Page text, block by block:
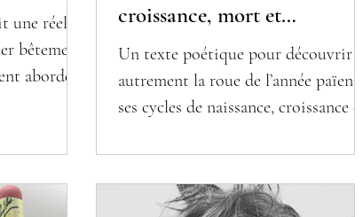
réelle
bêtement
aborder
croissance, mort et
renaissance
Un texte poétique pour découvrir
autrement la roue de l’année païenne,
ses cycles de naissance, croissance et
celtes au fil des saisons.